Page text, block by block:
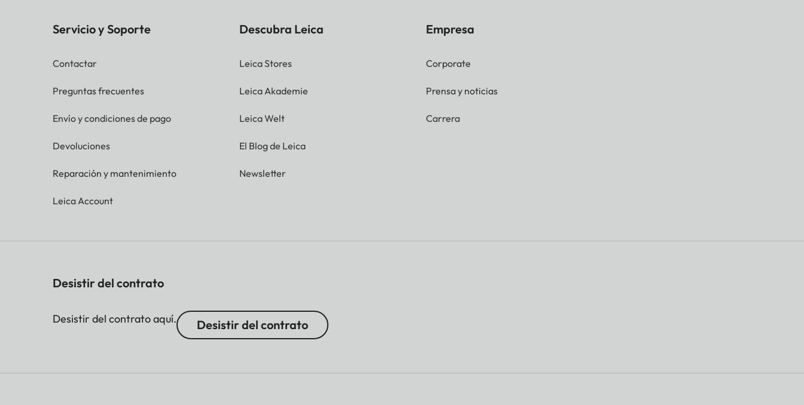
Servicio y Soporte
Contactar
Preguntas frecuentes
Envío y condiciones de pago
Devoluciones
Reparación y mantenimiento
Leica Account
Descubra Leica
Leica Stores
Leica Akademie
Leica Welt
El Blog de Leica
Newsletter
Empresa
Corporate
Prensa y noticias
Carrera
Desistir del contrato
Desistir del contrato aquí. Desistir del contrato